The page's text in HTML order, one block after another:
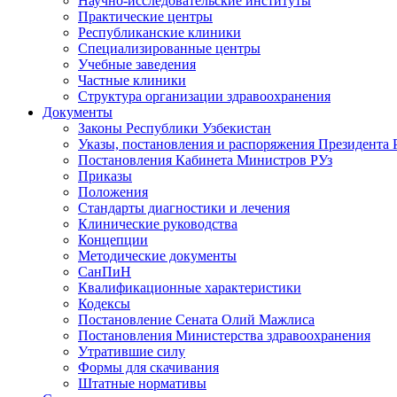
Практические центры
Республиканские клиники
Специализированные центры
Учебные заведения
Частные клиники
Структура организации здравоохранения
Документы
Законы Республики Узбекистан
Указы, постановления и распоряжения Президента
Постановления Кабинета Министров РУз
Приказы
Положения
Стандарты диагностики и лечения
Клинические руководства
Концепции
Методические документы
СанПиН
Квалификационные характеристики
Кодексы
Постановление Сената Олий Мажлиса
Постановления Министерства здравоохранения
Утратившие силу
Формы для скачивания
Штатные нормативы